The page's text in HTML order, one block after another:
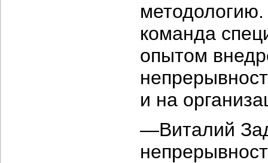
команда
опытом
и на
—Виталий